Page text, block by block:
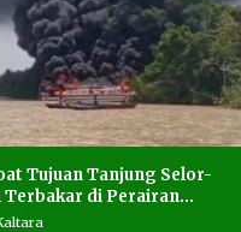
Tujuan Tanjung Selor-
Terbakar di Perairan